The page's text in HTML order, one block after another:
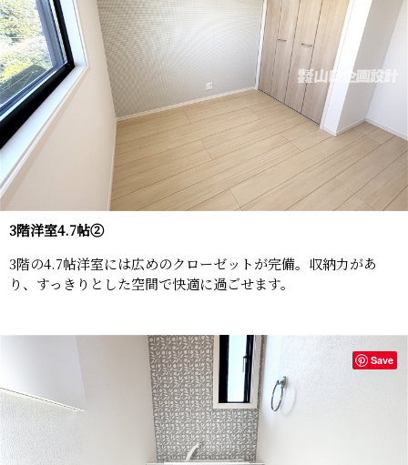
3階洋室4.7帖②
3階の4.7帖洋室には広めのクローゼットが完備。収納力があ
り、すっきりとした空間で快適に過ごせます。
Save